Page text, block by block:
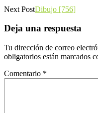
Next PostDibujo [756]
Deja una respuesta
Tu dirección de correo
obligatorios están marcados
Comentario *